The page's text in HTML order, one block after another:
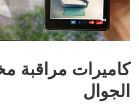
كاميرات مراقبة
الجوال